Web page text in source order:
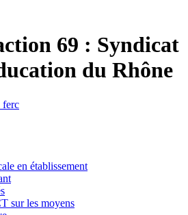
69 : Syndicat
du Rhône
en établissement
sur les moyens